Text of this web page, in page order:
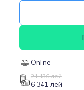
инструментами
персонажей,
текстурами и
начинающих, не
опыта в 3D-
развитие
киноиндустрии,
Online
21 136 лей
6 341 лей